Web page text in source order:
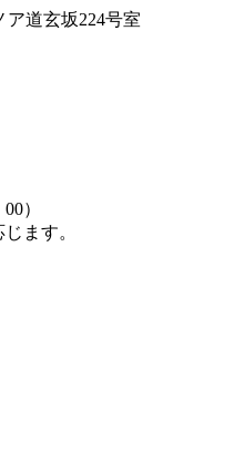
道玄坂224号室
）
ます。